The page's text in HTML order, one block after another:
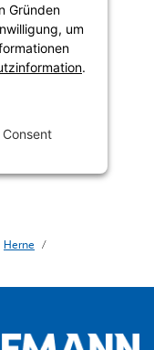
Gründen
um
.
Herne
/